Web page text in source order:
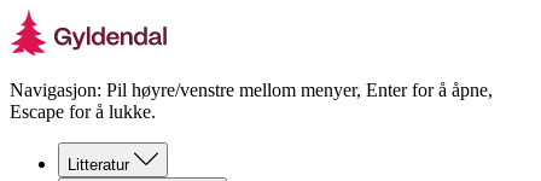
Navigasjon: Pil høyre/venstre mellom menyer, Enter for å åpne,
Escape for å lukke.
Litteratur